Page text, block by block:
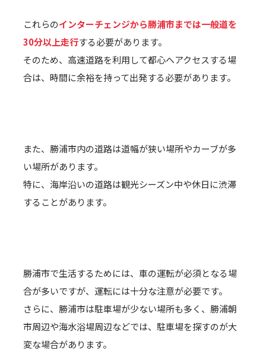
これらのインターチェンジから勝浦市までは一般道を
30分以上走行する必要があります。
そのため、高速道路を利用して都心へアクセスする場
合は、時間に余裕を持って出発する必要があります。
また、勝浦市内の道路は道幅が狭い場所やカーブが多
い場所があります。
特に、海岸沿いの道路は観光シーズン中や休日に渋滞
することがあります。
勝浦市で生活するためには、車の運転が必須となる場
合が多いですが、運転には十分な注意が必要です。
さらに、勝浦市は駐車場が少ない場所も多く、勝浦朝
市周辺や海水浴場周辺などでは、駐車場を探すのが大
変な場合があります。